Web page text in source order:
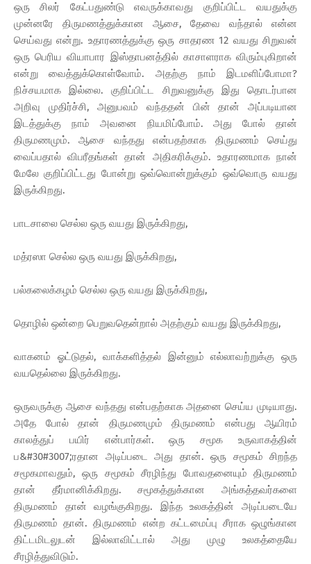
ஒரு சிலர் கேட்பதுண்டு எவருக்காவது குறிப்பிட்ட வயதுக்கு
முன்னரே திருமணத்துக்கான ஆசை, தேவை வந்தால் என்ன
செய்வது என்று. உதாரணத்துக்கு ஒரு சாதரண 12 வயது சிறுவன்
ஒரு பெரிய வியாபார இஸ்தாபனத்தில் காசாளராக விரும்புகிறான்
என்று வைத்துக்கொள்வோம். அதற்கு நாம் இடமளிப்போமா?
நிச்சயமாக இல்லை. குறிப்பிட்ட சிறுவனுக்கு இது தொடர்பான
அறிவு முதிர்ச்சி, அனுபவம் வந்ததன் பின் தான் அப்படியான
இடத்துக்கு நாம் அவனை நியமிப்போம். அது போல் தான்
திருமணமும். ஆசை வந்தது என்பதற்காக திருமணம் செய்து
வைப்பதால் விபரீதங்கள் தான் அதிகரிக்கும். உதாரணமாக நான்
மேலே குறிப்பிட்டது போன்று ஒவ்வொன்றுக்கும் ஒவ்வொரு வயது
இருக்கிறது.
பாடசாலை செல்ல ஒரு வயது இருக்கிறது,
மத்ரஸா செல்ல ஒரு வயது இருக்கிறது,
பல்கலைக்கழம் செல்ல ஒரு வயது இருக்கிறது,
தொழில் ஒன்றை பெறுவதென்றால் அதற்கும் வயது இருக்கிறது,
வாகனம் ஓட்டுதல், வாக்களித்தல் இன்னும் எல்லாவற்றுக்கு ஒரு
வயதெல்லை இருக்கிறது.
ஒருவருக்கு ஆசை வந்தது என்பதற்காக அதனை செய்ய முடியாது.
அதே போல் தான் திருமணமும் திருமணம் என்பது ஆயிரம்
காலத்துப் பயிர் என்பார்கள். ஒரு சமூக உருவாகத்தின்
ப&#30#3007;ரதான அடிப்படை அது தான். ஒரு சமூகம் சிறந்த
சமூகமாவதும், ஒரு சமூகம் சீரழிந்து போவதனையும் திருமணம்
தான் தீர்மானிக்கிறது. சமூகத்துக்கான அங்கத்தவர்களை
திருமணம் தான் வழங்குகிறது. இந்த உலகத்தின் அடிப்படையே
திருமணம் தான். திருமணம் என்ற கட்டமைப்பு சீராக ஒழுங்கான
திட்டமிடலுடன் இல்லாவிட்டால் அது முழு உலகத்தையே
சீரழித்துவிடும்.